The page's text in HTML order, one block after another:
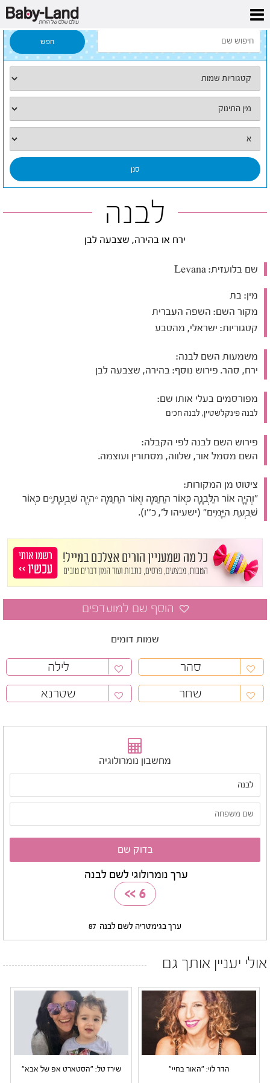
דף הבית
לבנה
ירח או בהירה, שצבעה לבן
שם בלועזית:
מין: בת
מקור השם: השפה העברית
קטגוריות: ישראלי, מהטבע
משמעות השם לבנה:
ירח, סהר. פירוש נוסף: בהירה, שצבעה לבן
מפורסמים בעלי אותו שם:
לבנה פינקלשטיין, לבנה חכים
פירוש השם לבנה לפי הקבלה:
השם מסמל אור, שלווה, מסתורין ועוצמה.
ציטוט מן המקורות:
"וְהָיָה אוֹר הַלְּבָנָה כְּאוֹר הַחַמָּה וְאוֹר הַחַמָּה יִהְיֶה שִׁבְעָתַיִם כְּאוֹר
שִׁבְעַת הַיָּמִים" (ישעיהו ל', כ''ו).
שמות דומים
סהר
לילה
שחר
שטרנא
מחשבון נומרולוגיה
ערך נומרולוגי לשם לבנה
6
>>
ערך בגימטריה לשם לבנה 87
אולי יעניין אותך גם
הדר לוי: "האור בחיי" שירז טל: "הסטארט אפ של אבא"